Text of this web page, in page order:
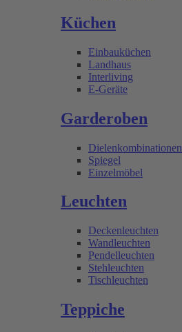
Küchen
Einbauküchen
Landhaus
Interliving
E-Geräte
Garderoben
Dielenkombinationen
Spiegel
Einzelmöbel
Leuchten
Deckenleuchten
Wandleuchten
Pendelleuchten
Stehleuchten
Tischleuchten
Teppiche